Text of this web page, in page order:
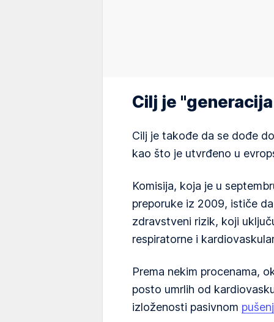
Cilj je
Cilj je takođe da se dođe
kao što je utvrđeno u
Komisija, koja je u
preporuke iz 2009, ističe
zdravstveni rizik, koji
respiratorne i
Prema nekim procenama,
posto umrlih od
izloženosti pasivnom